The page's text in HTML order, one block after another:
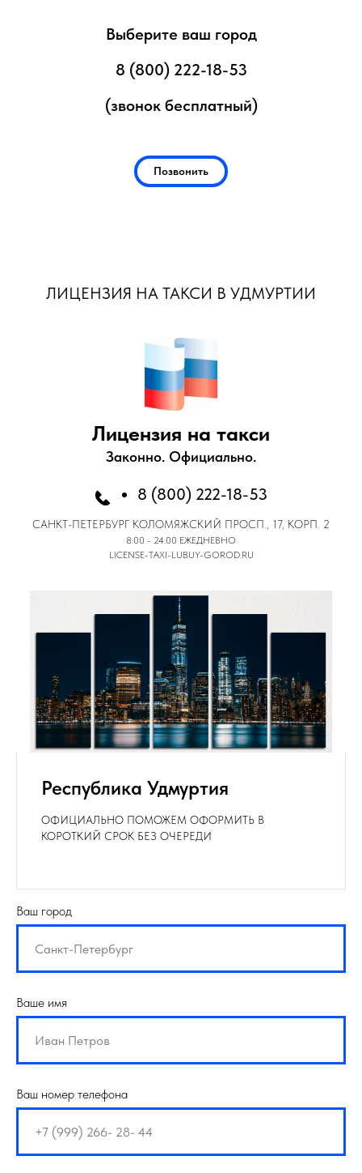
Выберите ваш город
8 (800) 222-18-53
(звонок бесплатный)
Позвонить
ЛИЦЕНЗИЯ НА ТАКСИ В УДМУРТИИ
Лицензия на такси
Законно. Официально.
8 (800) 222-18-53
САНКТ-ПЕТЕРБУРГ КОЛОМЯЖСКИЙ ПРОСП., 17, КОРП. 2
8:00 - 24:00 ЕЖЕДНЕВНО
LICENSE-TAXI-LUBUY-GOROD.RU
Республика Удмуртия
ОФИЦИАЛЬНО ПОМОЖЕМ ОФОРМИТЬ В
КОРОТКИЙ СРОК БЕЗ ОЧЕРЕДИ
Ваш город
Ваше имя
Ваш номер телефона